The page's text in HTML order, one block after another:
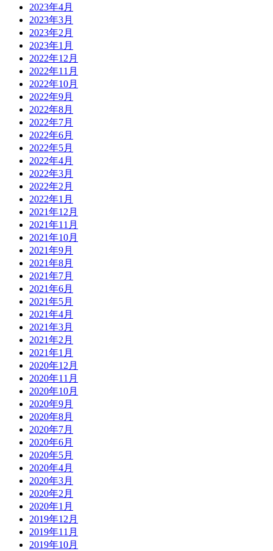
2023年4月
2023年3月
2023年2月
2023年1月
2022年12月
2022年11月
2022年10月
2022年9月
2022年8月
2022年7月
2022年6月
2022年5月
2022年4月
2022年3月
2022年2月
2022年1月
2021年12月
2021年11月
2021年10月
2021年9月
2021年8月
2021年7月
2021年6月
2021年5月
2021年4月
2021年3月
2021年2月
2021年1月
2020年12月
2020年11月
2020年10月
2020年9月
2020年8月
2020年7月
2020年6月
2020年5月
2020年4月
2020年3月
2020年2月
2020年1月
2019年12月
2019年11月
2019年10月